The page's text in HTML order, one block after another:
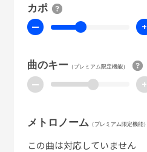
カポ
ー +
曲のキー（プレミアム限定機能）
ー +
メトロノーム （プレミアム限定機能）
この曲は対応していません